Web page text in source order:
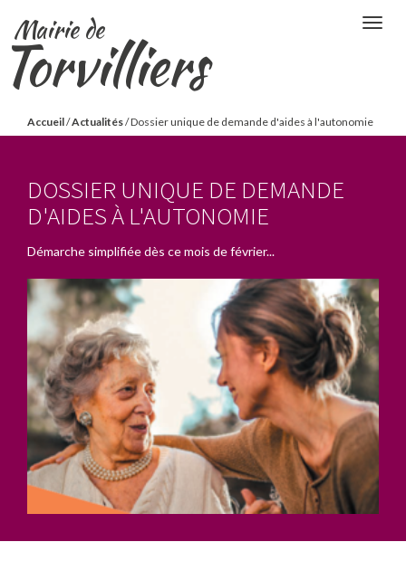
contenu
principal
Mairie de
Torvilliers
Vous
ici
Accueil/Actualités/Dossier unique de demande d'aides à l'autonomie
DOSSIER UNIQUE DE DEMANDE
D'AIDES À L'AUTONOMIE
Démarche simplifiée dès ce mois de février...